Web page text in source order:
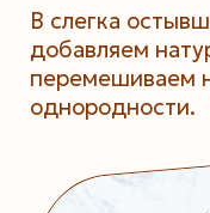
В слегка
добавляем
перемешиваем
однородности.